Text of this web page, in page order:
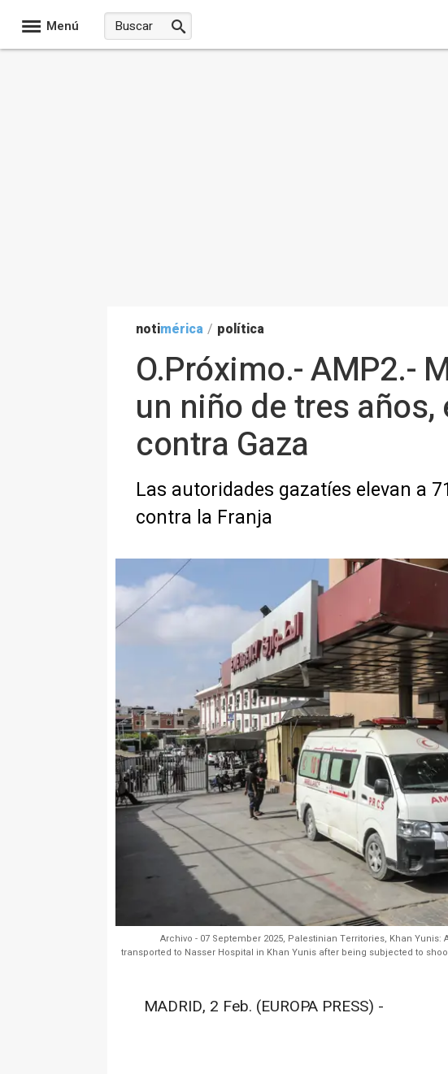
Menú
notimérica / política
O.Próximo.- AMP2.-
un niño de tres
contra Gaza
Las autoridades gazatíes elevan a
contra la Franja
Archivo - 07 September 2025, Palestinian Territories, Khan
transported to Nasser Hospital in Khan Yunis after being subjected to
MADRID, 2 Feb. (EUROPA PRESS) -